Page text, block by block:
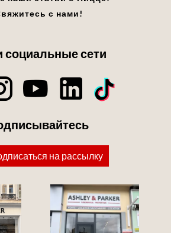
с нами!
социальные сети
на рассылку